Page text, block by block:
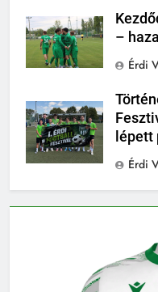
–
Érdi
lépett
Érdi